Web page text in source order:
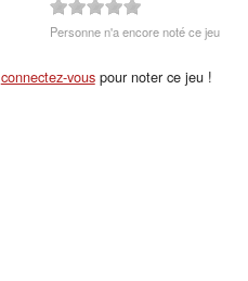
Personne n'a encore noté ce jeu
connectez-vouspour noter ce jeu !